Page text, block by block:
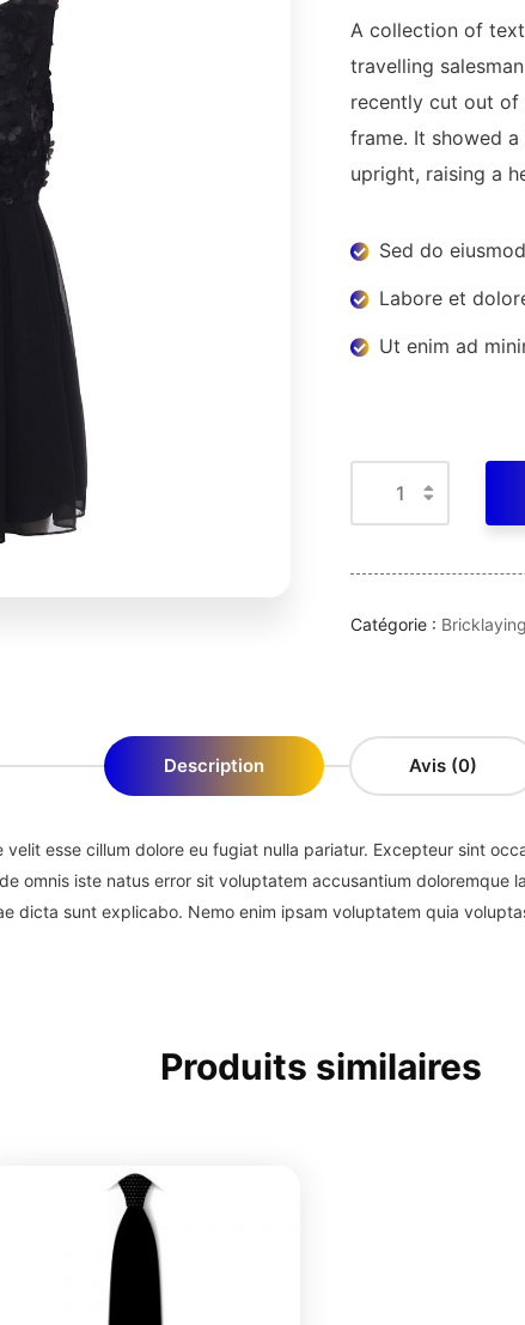
A collection of
travelling
recently cut out of
frame. It showed
upright, raising a
Sed do
Labore et
Ut enim ad
Catégorie :
Description Avis (0)
esse cillum dolore eu fugiat nulla pariatur. Excepteur sint
omnis iste natus error sit voluptatem accusantium doloremque
dicta sunt explicabo. Nemo enim ipsam voluptatem quia
Produits similaires